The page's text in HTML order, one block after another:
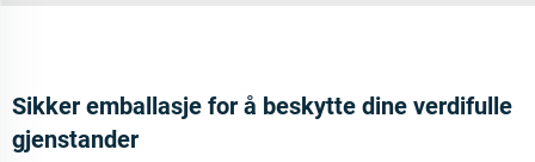
Sikker emballasje for å beskytte dine verdifulle
gjenstander